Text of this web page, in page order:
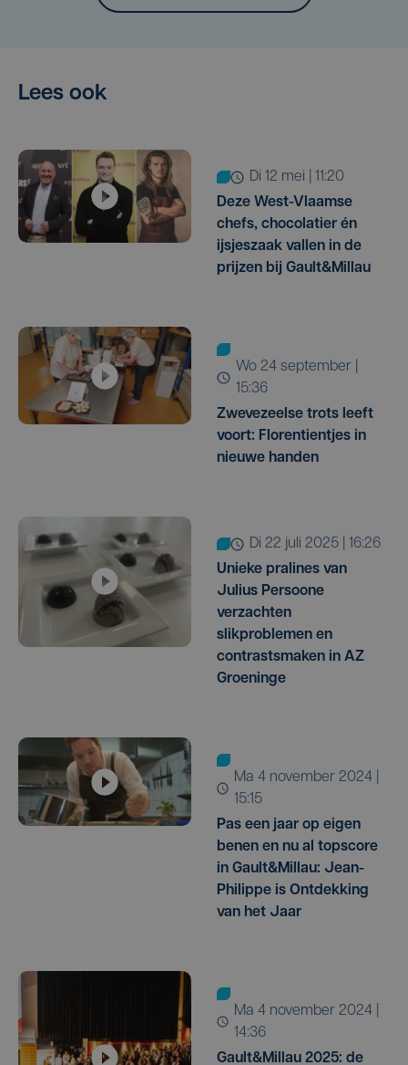
Lees ook
di 12 mei | 11:20
Deze West-Vlaamse
chefs, chocolatier én
ijsjeszaak vallen in de
prijzen bij Gault&Millau
wo 24 september |
15:36
Zwevezeelse trots leeft
voort: Florentientjes in
nieuwe handen
di 22 juli 2025 | 16:26
Unieke pralines van
Julius Persoone
verzachten
slikproblemen en
contrastsmaken in AZ
Groeninge
ma 4 november 2024 |
15:15
Pas een jaar op eigen
benen en nu al topscore
in Gault&Millau: Jean-
Philippe is Ontdekking
van het Jaar
ma 4 november 2024 |
14:36
Gault&Millau 2025: de